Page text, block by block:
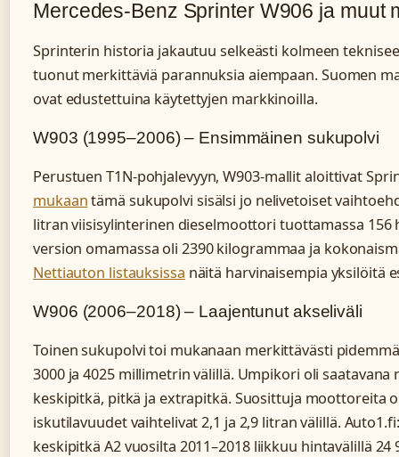
Mercedes-Benz Sprinter W906 ja muut
Sprinterin historia jakautuu selkeästi kolmeen
tuonut merkittäviä parannuksia aiempaan. Suomen
ovat edustettuina käytettyjen markkinoilla.
W903 (1995–2006) – Ensimmäinen sukupolvi
Perustuen T1N-pohjalevyyn, W903-mallit aloittivat
mukaantämä sukupolvi sisälsi jo nelivetoiset
litran viisisylinterinen dieselmoottori tuottamassa 156
version omamassa oli 2390 kilogrammaa ja
Nettiauton listauksissa näitä harvinaisempia yksilöitä
W906 (2006–2018) – Laajentunut akseliväli
Toinen sukupolvi toi mukanaan merkittävästi
3000 ja 4025 millimetrin välillä. Umpikori oli saatavana
keskipitkä, pitkä ja extrapitkä. Suosittuja moottoreita
iskutilavuudet vaihtelivat 2,1 ja 2,9 litran välillä.
keskipitkä A2 vuosilta 2011–2018 liikkuu hintavälillä 24